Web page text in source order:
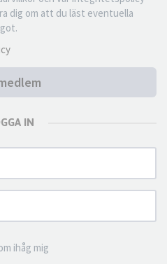
dig om att du läst eventuella
IN
ihåg mig